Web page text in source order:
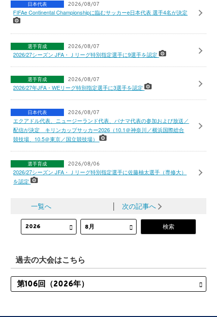
日本代表 2026/08/07
FIFAe Continental Championshipに臨むサッカーe日本代表 選手4名が決定
選手育成 2026/08/07
2026/27シーズン JFA・Ｊリーグ特別指定選手に9選手を認定
選手育成 2026/08/07
2026/27年JFA・WEリーグ特別指定選手に3選手を認定
日本代表 2026/08/07
エクアドル代表、ニュージーランド代表、パナマ代表の参加および放送／
配信が決定 キリンカップサッカー2026（10.1＠神奈川／横浜国際総合
競技場、10.5＠東京／国立競技場）
選手育成 2026/08/06
2026/27シーズン JFA・Ｊリーグ特別指定選手に佐藤柚太選手（専修大）
を認定
一覧へ 次の記事へ
過去の大会はこちら